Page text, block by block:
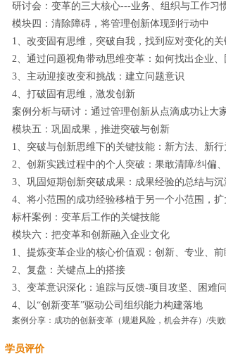
研讨会：变革的三大核心---业务、组织与工作习
模块四：清除障碍，将管理创新体现到行动中
1、改变固有思维，突破自我，找到应对变化的
2、通过问题视角带动思维变革：如何找出企业
3、主动迎接改变和挑战：建立问题意识
4、打破固有思维，激发创新
案例分析与研讨：通过管理创新从点滴成功让大
模块五：巩固成果，推进突破与创新
1、突破与创新思维下的关键技能：新方法、新
2、创新实践过程中的个人突破：果敢清障/纠偏
3、巩固短期创新突破成果：成果经验的总结与沉
4、将小范围的成功经验移植于另一个小范围，
标杆案例：变革后工作的关键技能
模块六：把变革和创新融入企业文化
1、提炼变革企业的核心价值观：创新、专业、前
2、复盘：关键点上的搭接
3、变革意识深化：追踪与反馈-项目攻坚、困难
4、以“创新变革”驱动公司组织能力构建落地
案例分享：成功的创新变革（规避风险，机会并存）/失
学员评价